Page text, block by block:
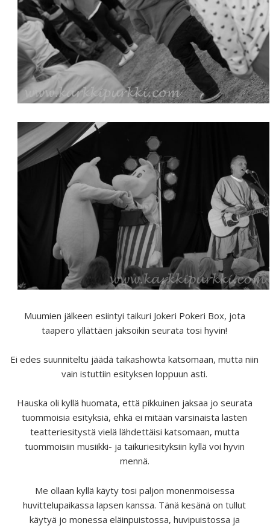
Muumien jälkeen esiintyi taikuri Jokeri Pokeri Box, jota
taapero yllättäen jaksoikin seurata tosi hyvin!
Ei edes suunniteltu jäädä taikashowta katsomaan, mutta niin
vain istuttiin esityksen loppuun asti.
Hauska oli kyllä huomata, että pikkuinen jaksaa jo seurata
tuommoisia esityksiä, ehkä ei mitään varsinaista lasten
teatteriesitystä vielä lähdettäisi katsomaan, mutta
tuommoisiin musiikki- ja taikuriesityksiin kyllä voi hyvin
mennä.
Me ollaan kyllä käyty tosi paljon monenmoisessa
huvittelupaikassa lapsen kanssa. Tänä kesänä on tullut
käytyä jo monessa eläinpuistossa, huvipuistossa ja